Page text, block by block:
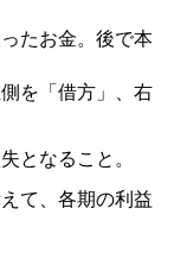
たお金。後で本
を「借方」、右
となること。
て、各期の利益